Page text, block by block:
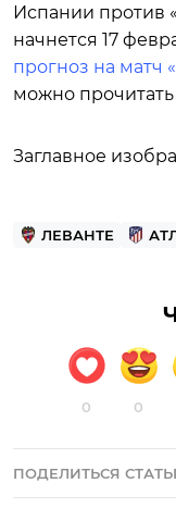
Испании против
начнется 17
прогноз на матч
можно
Заглавное
ЛЕВАНТЕ
0 0
ПОДЕЛИТЬСЯ